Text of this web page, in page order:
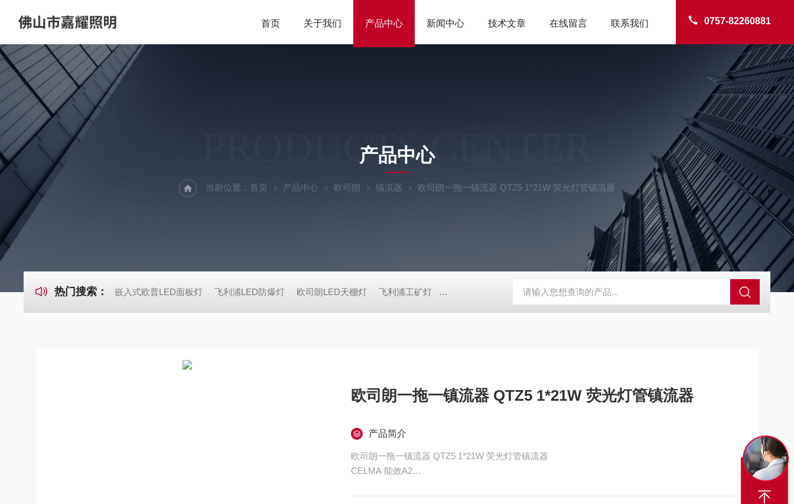
0757-82260881
首页 关于我们 产品中心 新闻中心 技术文章 在线留言 联系我们
PRODUCTS CENTER
产品中心
当前位置： 首页 产品中心 欧司朗 镇流器 欧司朗一拖一镇流器 QTZ5 1*21W 荧光灯管镇流器
热门搜索： 嵌入式欧普LED面板灯 飞利浦LED防爆灯 欧司朗LED天棚灯 飞利浦工矿灯 消防应急雷士双头应急灯 LS-ZFZD-E3WSA/XFZ-Y3SSAD 佛山照明LED泛光灯 明欣
欧司朗一拖一镇流器 QTZ5 1*21W 荧光灯管镇流器
产品简介
欧司朗一拖一镇流器 QTZ5 1*21W 荧光灯管镇流器
CELMA 能效A2